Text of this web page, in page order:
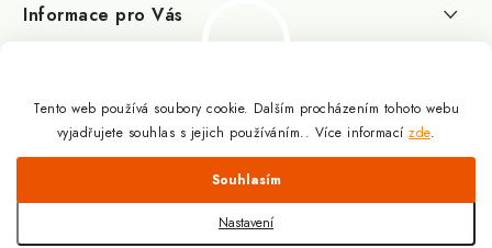
Tento web používá soubory cookie. Dalším procházením tohoto webu
vyjadřujete souhlas s jejich používáním.. Více informacízde.
Nastavení
Odmítnout
Souhlasím
Informace pro Vás
Slovník pojmů
Obchodní podmínky
Podmínky ochrany osobních údajů
Berberin - co je zač?
10.3.2025
Facebook
Vytvořil Shoptet
Všechna práva vyhrazena.Upravit nastavení cookies